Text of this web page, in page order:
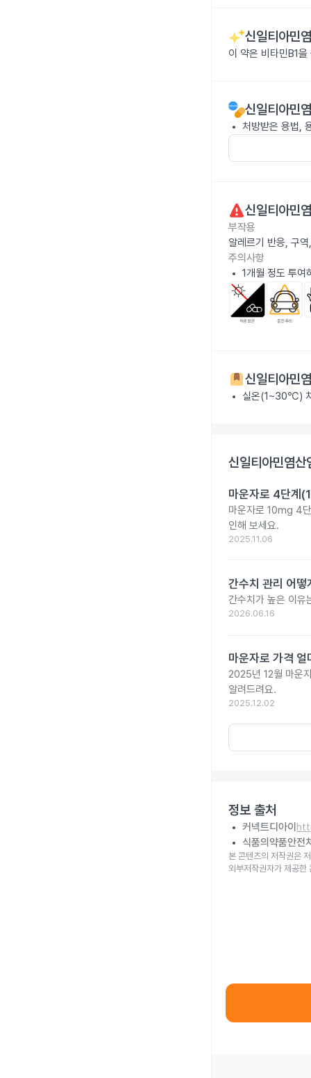
신일티아민
이 약은 비타민B1
신일티아민
처방받은 용법,
신일티아민
부작용
알레르기 반응, 구
주의사항
1개월 정도 투여
신일티아민
실온(1~30℃)
신일티아민염
마운자로 4단계
마운자로 10mg 4
인해 보세요.
2025.11.06
간수치 관리 어
간수치가 높은 이유
2026.06.16
마운자로 가격
2025년 12월 마운
알려드려요.
2025.12.02
정보 출처
커넥트디아이
식품의약품안전
본 콘텐츠의 저작권은
외부저작권자가 제공한